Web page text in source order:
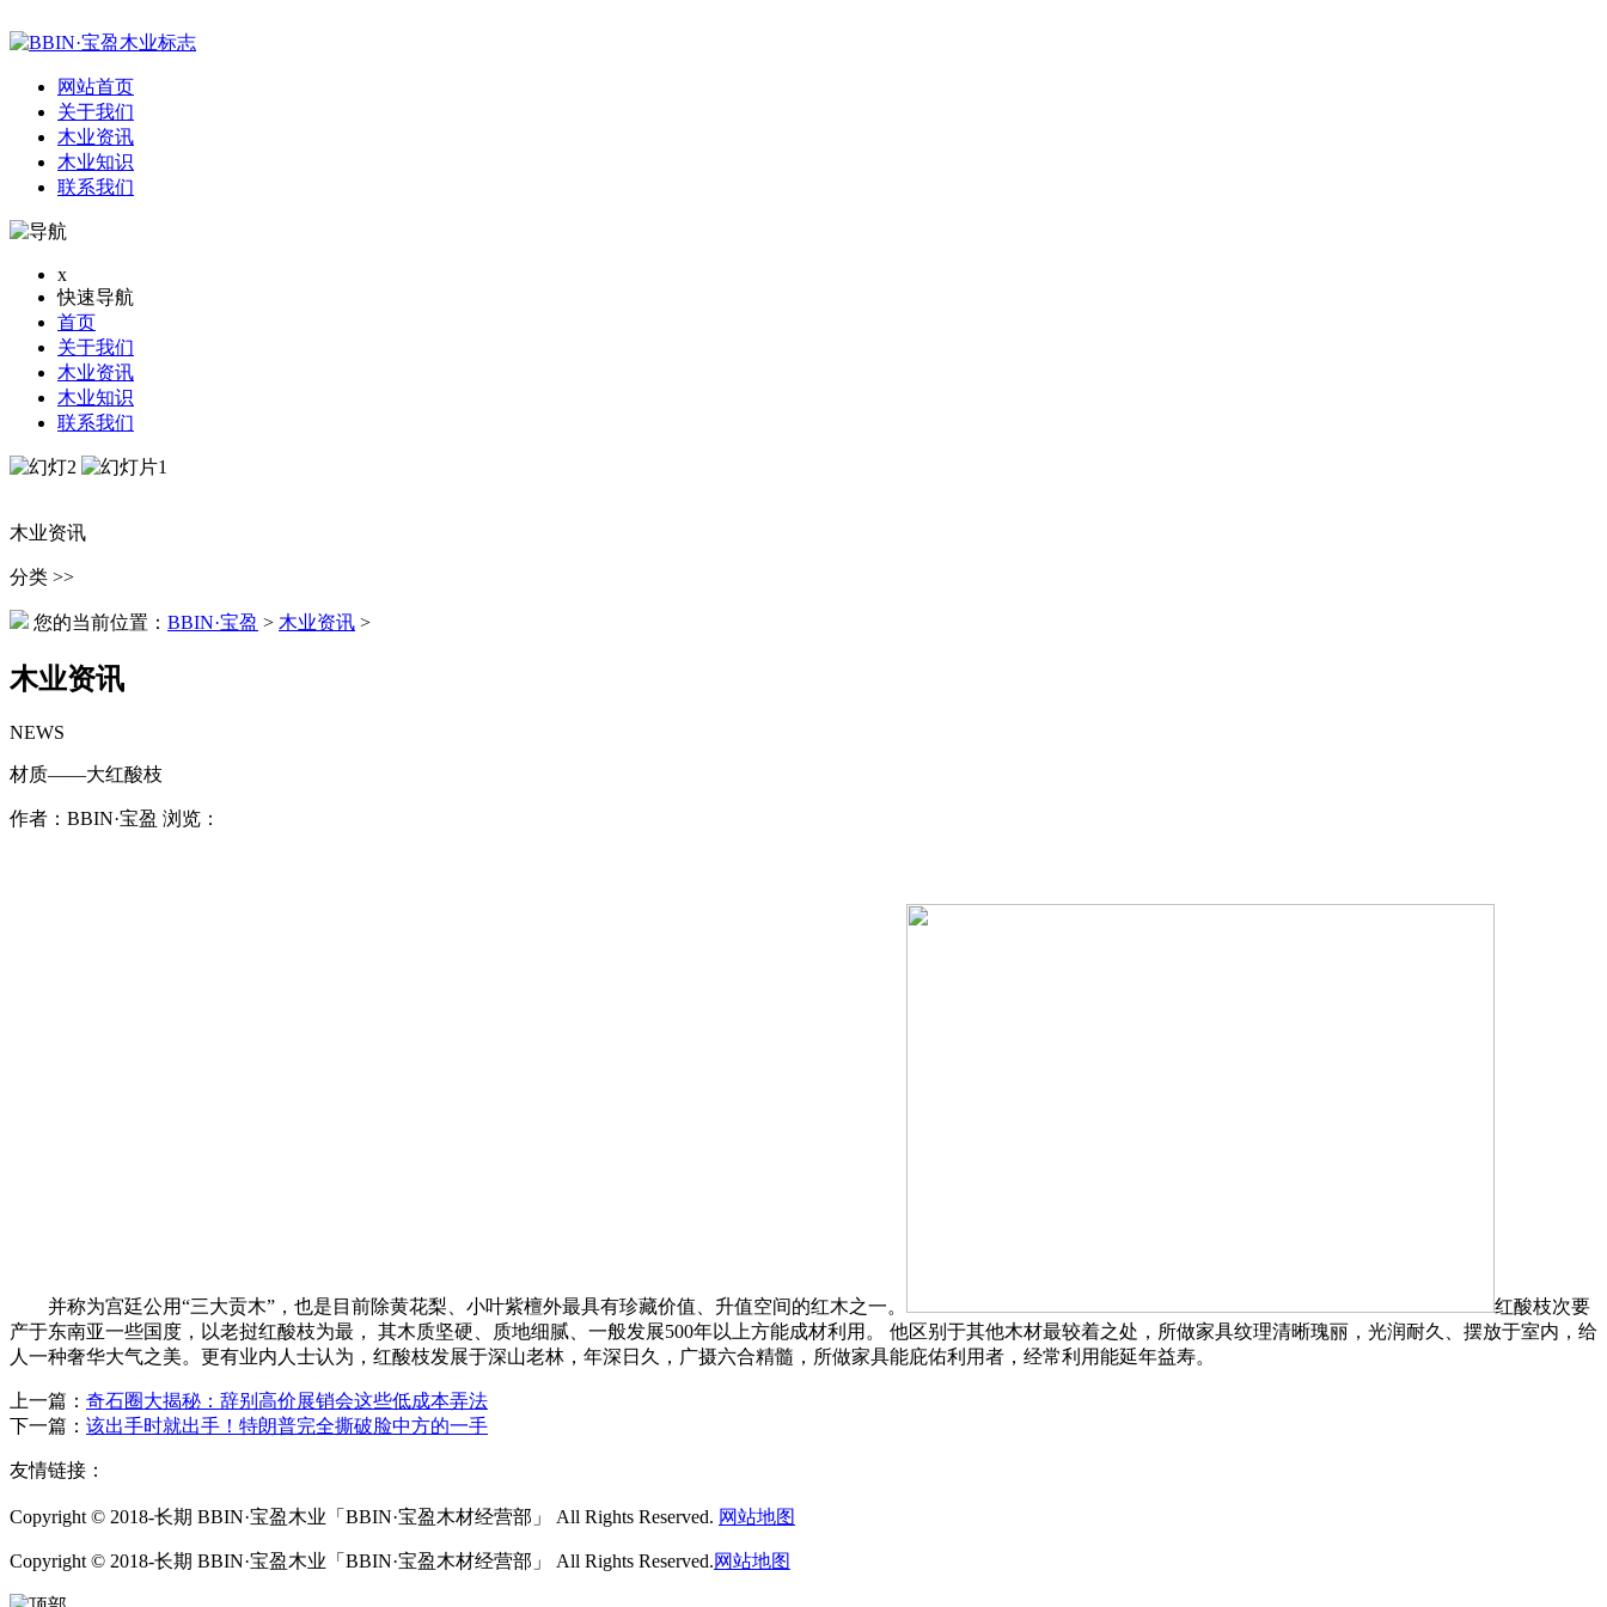
网站首页
关于我们
木业资讯
木业知识
联系我们
x
快速导航
首页
关于我们
木业资讯
木业知识
联系我们
木业资讯
分类 >>
您的当前位置： BBIN·宝盈 > 木业资讯 >
木业资讯
NEWS
材质——大红酸枝
作者：BBIN·宝盈 浏览：
并称为宫廷公用“三大贡木”，也是目前除黄花梨、小叶紫檀外最具有珍藏价值、升值空间的红木之一。
红酸枝次要
产于东南亚一些国度，以老挝红酸枝为最， 其木质坚硬、质地细腻、一般发展500年以上方能成材利用。 他区别于其他木材最较着之处，所做家具纹理清晰瑰丽，光润耐久、摆放于室内，给
人一种奢华大气之美。更有业内人士认为，红酸枝发展于深山老林，年深日久，广摄六合精髓，所做家具能庇佑利用者，经常利用能延年益寿。
上一篇： 奇石圈大揭秘：辞别高价展销会这些低成本弄法
下一篇： 该出手时就出手！特朗普完全撕破脸中方的一手
友情链接：
Copyright © 2018-长期 BBIN·宝盈木业「BBIN·宝盈木材经营部」 All Rights Reserved. 网站地图
Copyright © 2018-长期 BBIN·宝盈木业「BBIN·宝盈木材经营部」 All Rights Reserved.网站地图